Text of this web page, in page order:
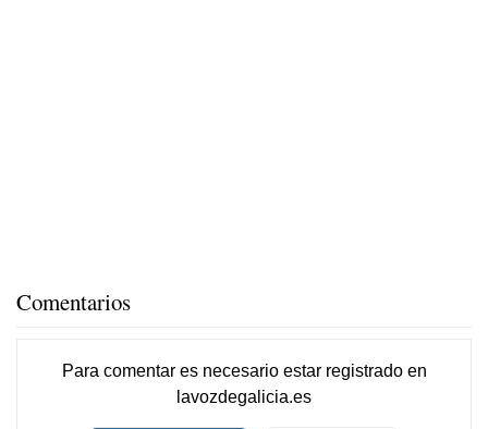
Comentarios
Para comentar es necesario estar registradoen
lavozdegalicia.es